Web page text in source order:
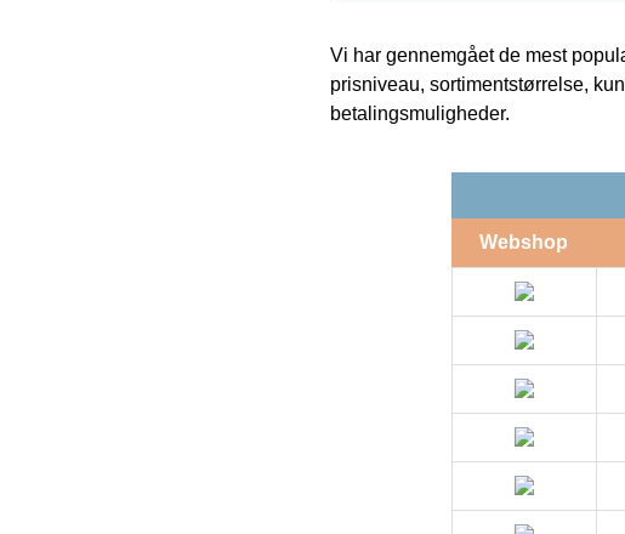
Vi har gennemgået de mest
prisniveau, sortimentstørrelse,
betalingsmuligheder.
Webshop